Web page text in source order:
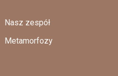
Nasz zespół
Metamorfozy